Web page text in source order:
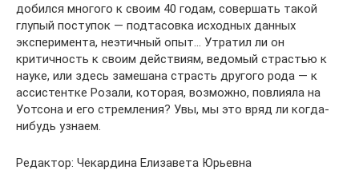
добился многого к своим 40 годам, совершать такой
глупый поступок — подтасовка исходных данных
эксперимента, неэтичный опыт… Утратил ли он
критичность к своим действиям, ведомый страстью к
науке, или здесь замешана страсть другого рода — к
ассистентке Розали, которая, возможно, повлияла на
Уотсона и его стремления? Увы, мы это вряд ли когда-
нибудь узнаем.
Редактор: Чекардина Елизавета Юрьевна